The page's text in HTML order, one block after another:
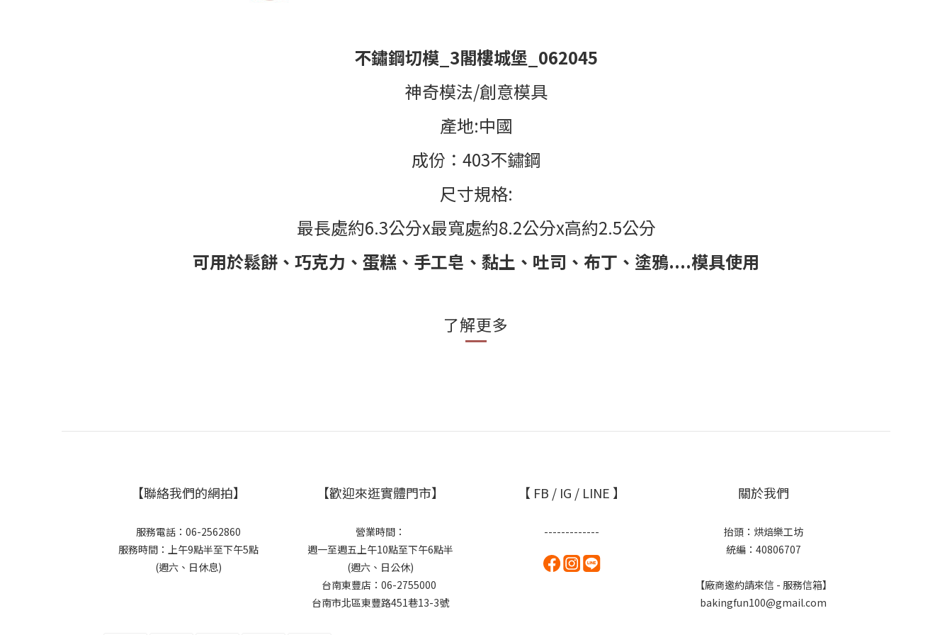
不鏽鋼切模 3閣樓城堡 _062045
神奇模法/創意模具
產地:中國
成份： 403不鏽鋼
尺寸規格:
最長處約6.3公分x最寬處約8.2公分x高約2.5公分
可用於鬆餅、巧克力、蛋糕、手工皂、黏土、吐司、布丁、塗鴉....模具使用
了解更多
【聯絡我們的網拍】
服務電話：06-2562860
服務時間：上午9點半至下午5點
(週六、日休息)
【歡迎來逛實體門市】
營業時間：
週一至週五上午10點至下午6點半
(週六、日公休)
台南東豐店：06-2755000
台南市北區東豐路451巷13-3號
【 FB / IG / LINE 】
-------------
關於我們
抬頭：烘焙樂工坊
統編：40806707
【廠商邀約請來信 - 服務信箱】
bakingfun100@gmail.com